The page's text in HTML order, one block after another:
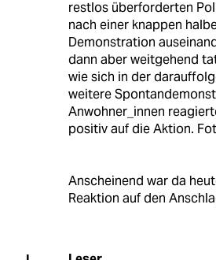
restlos überforderten
nach einer knappen
Demonstration
dann aber weitgehend
wie sich in der
weitere
Anwohner_innen
positiv auf die Aktion.
Anscheinend war da
Reaktion auf den